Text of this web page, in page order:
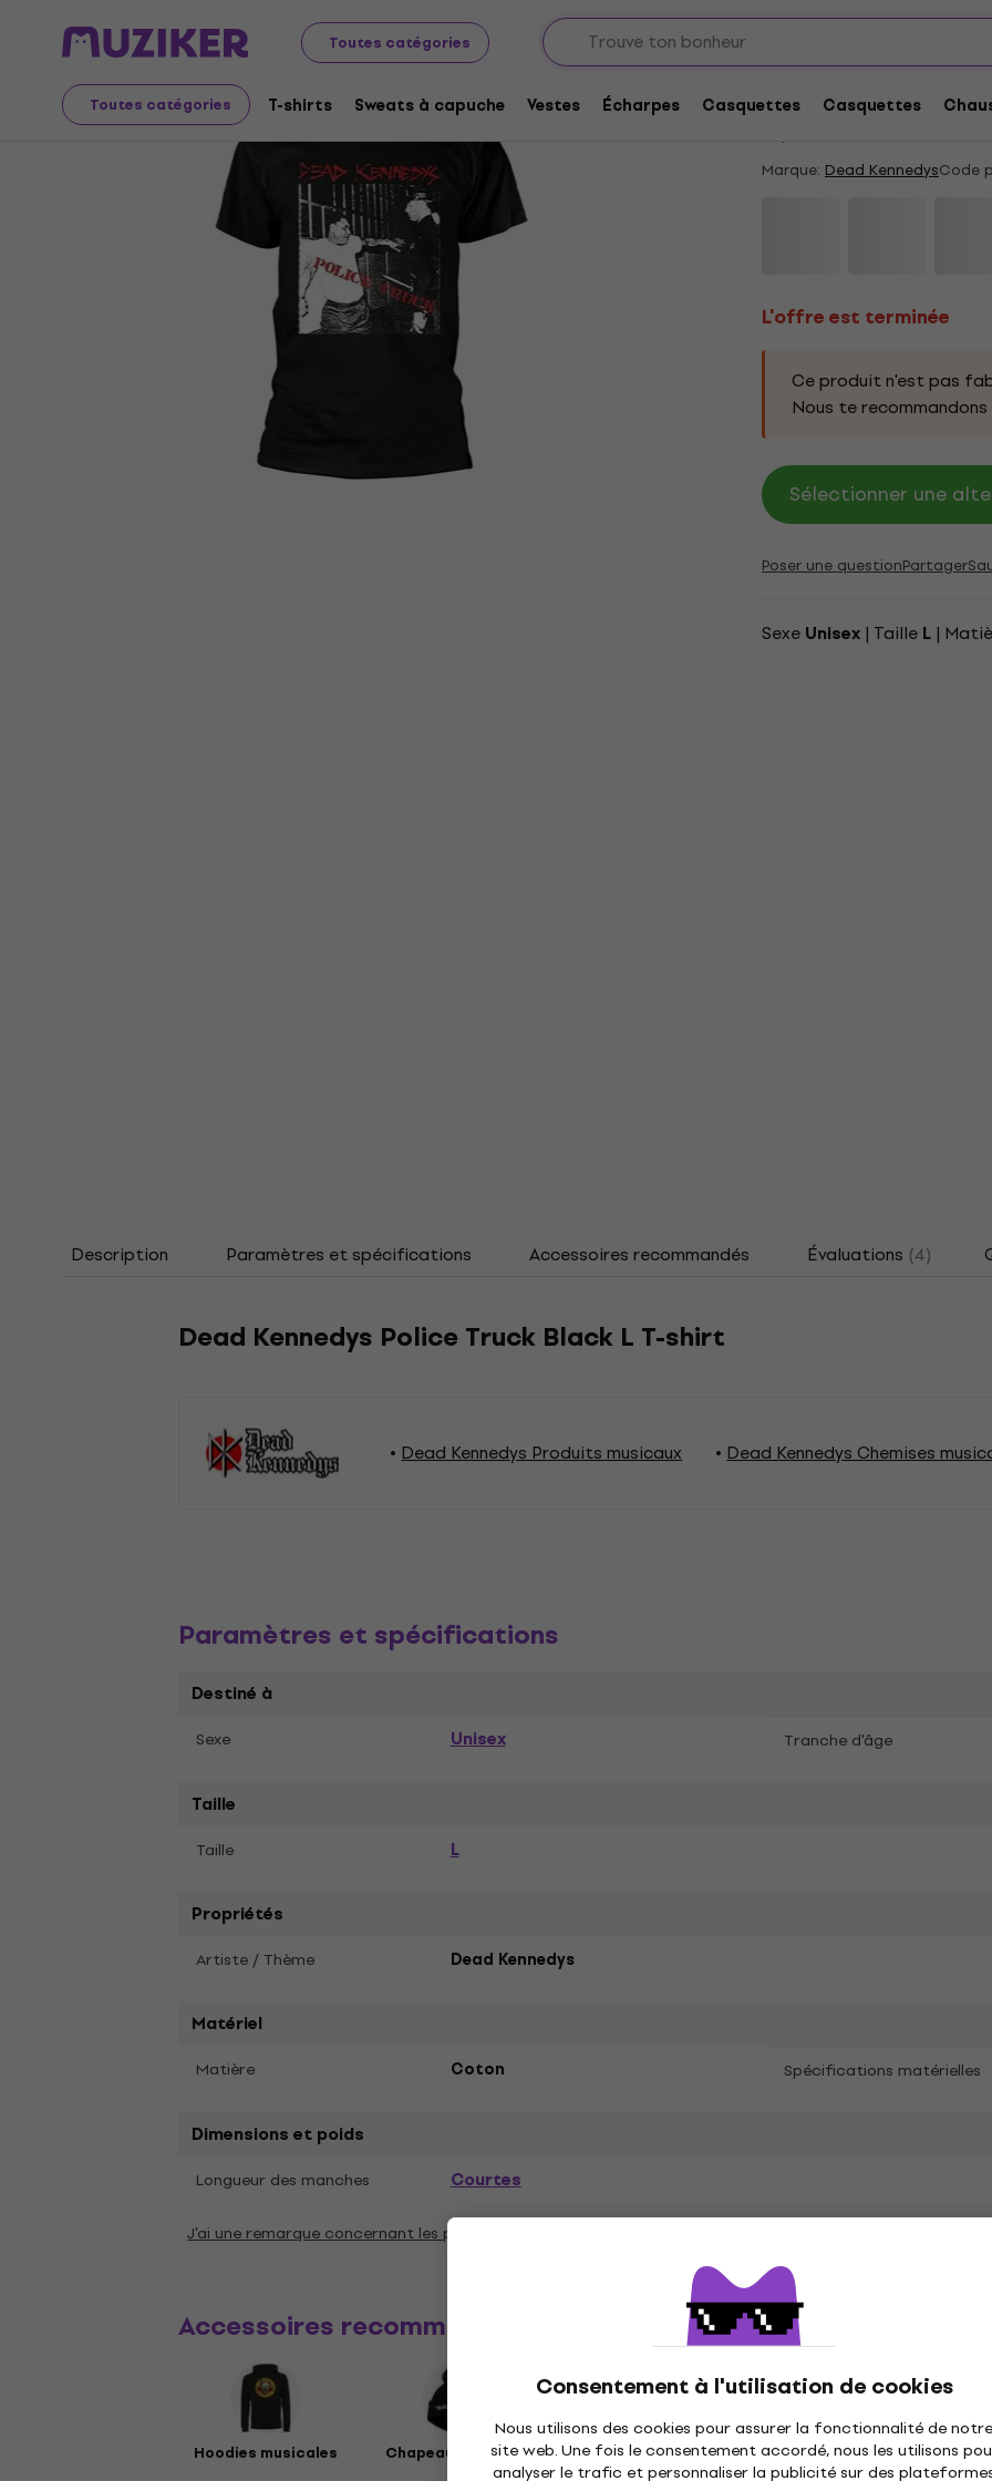
Toutes catégories
Toutes catégories T-shirts Sweats à capuche Vestes Écharpes Casquettes Casquettes
Consentement à l'utilisation de cookies
Nous utilisons des cookies pour assurer la fonctionnalité de notre
site web. Une fois le consentement accordé, nous les utilisons
analyser le trafic et personnaliser la publicité sur des
Merch Produits musicaux T-shirts
L'offre est terminée
L'offre est terminée
Dead Kennedys
Marque: Dead KennedysCode
L'offre est terminée
Ce produit n'est pas
Nous te
Sélectionner une
Poser une questionPartager
Sexe Unisex | Taille L |
Description Paramètres et spécifications Accessoires recommandés Évaluations (4)
Dead Kennedys Police Truck Black L T-shirt
Dead Kennedys Produits musicaux Dead Kennedys Chemises
Paramètres et spécifications
Destiné à
Sexe Unisex Tranche d'âge
Taille
Taille L
Propriétés
Artiste / Thème Dead Kennedys
Matériel
Matière Coton Spécifications matérielles
Dimensions et poids
Longueur des manches Courtes
J'ai une remarque concernant les paramètres
Accessoires recommandés
Hoodies musicales Chapeaux musique Disques vinyles Casquettes musique